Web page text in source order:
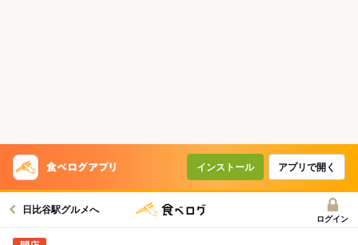
インストール アプリで開く
日比谷駅グルメへ
ログイン